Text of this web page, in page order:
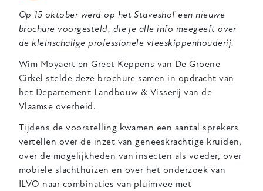
Op 15 oktober werd op het Staveshof een nieuwe
brochure voorgesteld, die je alle info meegeeft over
de kleinschalige professionele vleeskippenhouderij.
Wim Moyaert en Greet Keppens van De Groene
Cirkel stelde deze brochure samen in opdracht van
het Departement Landbouw & Visserij van de
Vlaamse overheid.
Tijdens de voorstelling kwamen een aantal sprekers
vertellen over de inzet van geneeskrachtige kruiden,
over de mogelijkheden van insecten als voeder, over
mobiele slachthuizen en over het onderzoek van
ILVO naar combinaties van pluimvee met